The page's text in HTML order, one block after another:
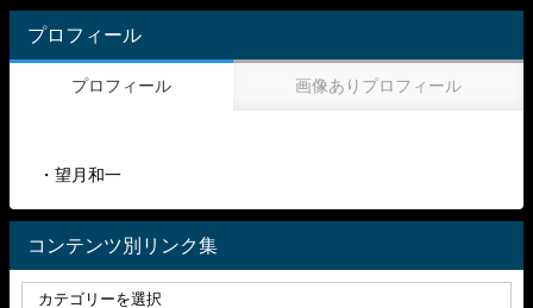
プロフィール
プロフィール 画像ありプロフィール
・望月和一
コンテンツ別リンク集